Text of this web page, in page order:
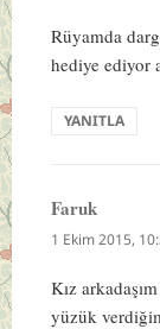
Rüyamda
hediye ediyor
YANITLA
Farukdedi
ki:
1 Ekim 2015,
Kız
yüzük